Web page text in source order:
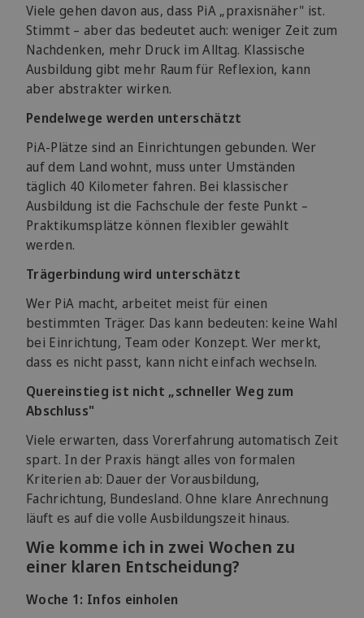
Viele gehen davon aus, dass PiA „praxisnäher" ist.
Stimmt – aber das bedeutet auch: weniger Zeit zum
Nachdenken, mehr Druck im Alltag. Klassische
Ausbildung gibt mehr Raum für Reflexion, kann
aber abstrakter wirken.
Pendelwege werden unterschätzt
PiA-Plätze sind an Einrichtungen gebunden. Wer
auf dem Land wohnt, muss unter Umständen
täglich 40 Kilometer fahren. Bei klassischer
Ausbildung ist die Fachschule der feste Punkt –
Praktikumsplätze können flexibler gewählt
werden.
Trägerbindung wird unterschätzt
Wer PiA macht, arbeitet meist für einen
bestimmten Träger. Das kann bedeuten: keine Wahl
bei Einrichtung, Team oder Konzept. Wer merkt,
dass es nicht passt, kann nicht einfach wechseln.
Quereinstieg ist nicht „schneller Weg zum
Abschluss"
Viele erwarten, dass Vorerfahrung automatisch Zeit
spart. In der Praxis hängt alles von formalen
Kriterien ab: Dauer der Vorausbildung,
Fachrichtung, Bundesland. Ohne klare Anrechnung
läuft es auf die volle Ausbildungszeit hinaus.
Wie komme ich in zwei Wochen zu
einer klaren Entscheidung?
Woche 1: Infos einholen